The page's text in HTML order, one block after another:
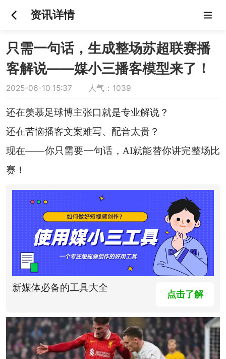
资讯详情
只需一句话，生成整场苏超联赛播
客解说——媒小三播客模型来了！
2025-06-10 15:37 人气：1039
还在羡慕足球博主张口就是专业解说？
还在苦恼播客文案难写、配音太贵？
现在——你只需要一句话，AI就能替你讲完整场比
赛！
新媒体必备的工具大全
点击了解